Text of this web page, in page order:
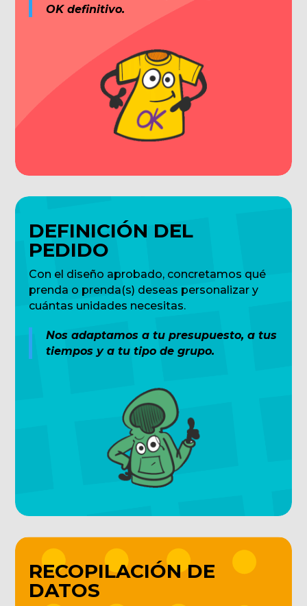
OK definitivo.
DEFINICIÓN DEL
PEDIDO
Con el diseño aprobado, concretamos qué
prenda o prenda(s) deseas personalizar y
cuántas unidades necesitas.
Nos adaptamos a tu presupuesto, a tus
tiempos y a tu tipo de grupo.
RECOPILACIÓN DE
DATOS